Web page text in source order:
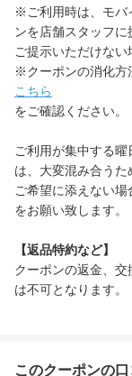
※ご利用時は、モバ
ンを店舗スタッフに
ご提示いただけない
※クーポンの消化方
こちら
をご確認ください。
ご利用が集中する
は、大変混み合うた
ご希望に添えない
をお願い致します。
【返品特約など】
クーポンの返金、
は不可となります。
このクーポンの口